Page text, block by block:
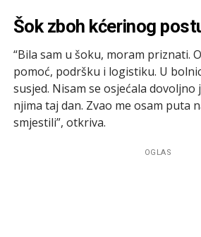
Šok zboh kćerinog
“Bila sam u šoku, moram priznati.
pomoć, podršku i logistiku. U
susjed. Nisam se osjećala dovoljno
njima taj dan. Zvao me osam puta
smjestili”, otkriva.
OGLAS